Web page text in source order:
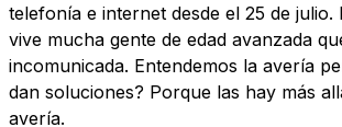
telefonía e internet desde el 25 de julio.
vive mucha gente de edad avanzada
incomunicada. Entendemos la avería
dan soluciones? Porque las hay más
avería.